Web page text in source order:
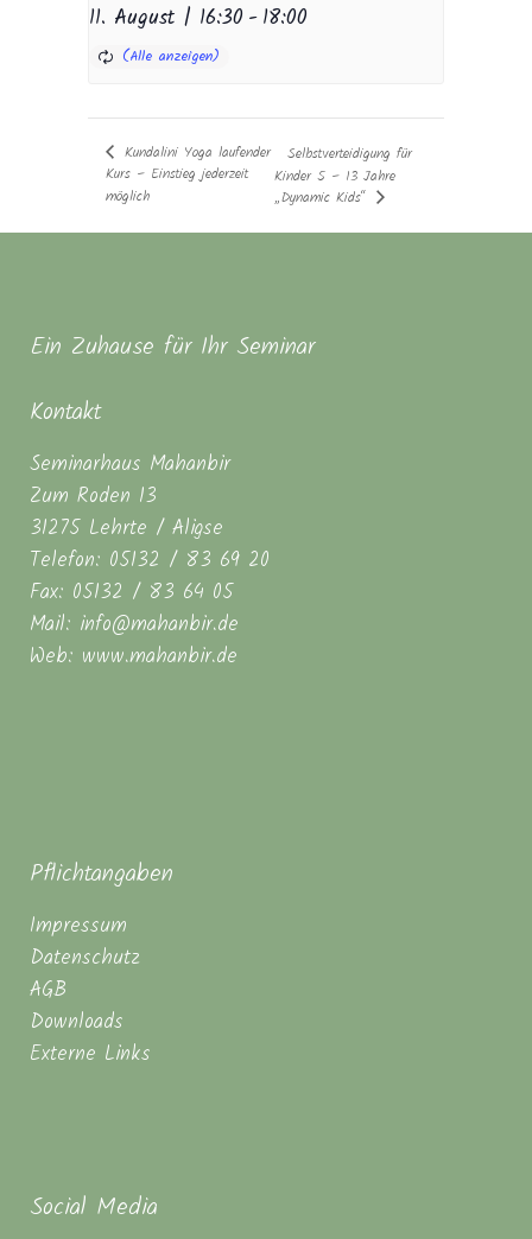
11. August | 16:30 -18:00
Kundalini Yoga laufender
Kurs – Einstieg jederzeit
möglich
Selbstverteidigung für
Kinder 5 – 13 Jahre
„Dynamic Kids“
Ein Zuhause für Ihr Seminar
Kontakt
Seminarhaus Mahanbir
Zum Roden 13
31275 Lehrte / Aligse
Telefon: 05132 / 83 69 20
Fax: 05132 / 83 64 05
Mail: info@mahanbir.de
Web: www.mahanbir.de
Pflichtangaben
Impressum
Datenschutz
AGB
Downloads
Externe Links
Social Media